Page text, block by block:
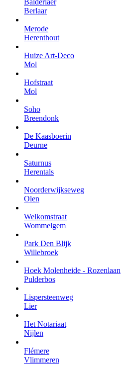
Berlaar
Merode
Herenthout
Huize Art-Deco
Mol
Hofstraat
Mol
Soho
Breendonk
De Kaasboerin
Deurne
Saturnus
Herentals
Noorderwijkseweg
Olen
Welkomstraat
Wommelgem
Park Den Blijk
Willebroek
Hoek Molenheide - Rozenlaan
Pulderbos
Lispersteenweg
Lier
Het Notariaat
Nijlen
Flémere
Vlimmeren